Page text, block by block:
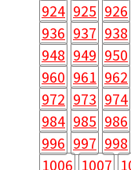
924 925 926
936 937 938
948 949 950
960 961 962
972 973 974
984 985 986
996 997 998
1006 1007